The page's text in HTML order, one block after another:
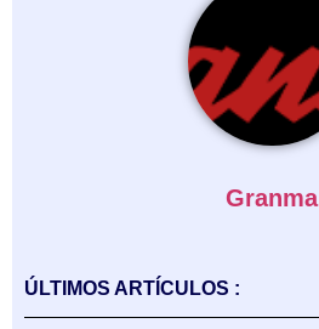
Granma
ÚLTIMOS ARTÍCULOS :